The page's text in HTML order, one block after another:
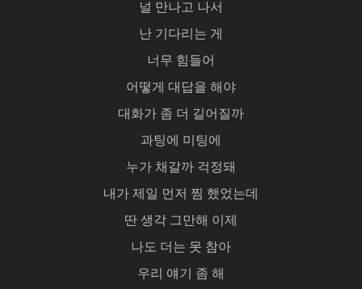
널 만나고 나서
난 기다리는 게
너무 힘들어
어떻게 대답을 해야
대화가 좀 더 길어질까
과팅에 미팅에
누가 채갈까 걱정돼
내가 제일 먼저 찜 했었는데
딴 생각 그만해 이제
나도 더는 못 참아
우리 얘기 좀 해